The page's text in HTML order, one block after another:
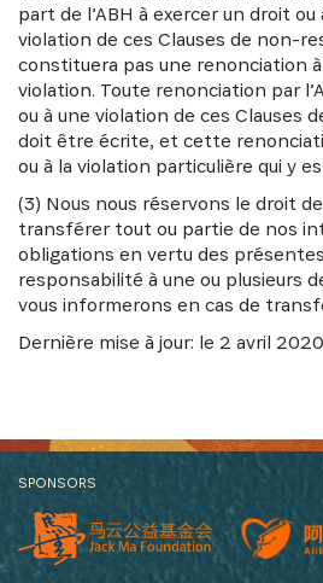
part de l’ABH à exercer un droit ou
violation de ces Clauses de non-
constituera pas une renonciation
violation. Toute renonciation par
ou à une violation de ces Clauses
doit être écrite, et cette
ou à la violation particulière qui y
(3) Nous nous réservons le droit
transférer tout ou partie de nos
obligations en vertu des
responsabilité à une ou plusieurs
vous informerons en cas de
Dernière mise à jour: le 2 avril
SPONSORS